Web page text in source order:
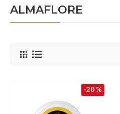
ALMAFLORE
-20 %